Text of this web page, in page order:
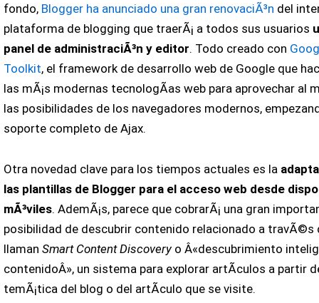
fondo, Blogger ha anunciado una gran renovaciÃ³n del
plataforma de blogging que traerÃ¡ a todos sus usuarios
panel de administraciÃ³n y editor. Todo creado con
Toolkit, el framework de desarrollo web de Google que
las mÃ¡s modernas tecnologÃ­as web para aprovechar al
las posibilidades de los navegadores modernos,
soporte completo de Ajax.
Otra novedad clave para los tiempos actuales es la
las plantillas de Blogger para el acceso web desde
mÃ³viles. AdemÃ¡s, parece que cobrarÃ¡ una gran
posibilidad de descubrir contenido relacionado a travÃ©s
llamanSmart Content Discoveryo Â«descubrimiento
contenidoÂ», un sistema para explorar artÃ­culos a partir
temÃ¡tica del blog o del artÃ­culo que se visite.